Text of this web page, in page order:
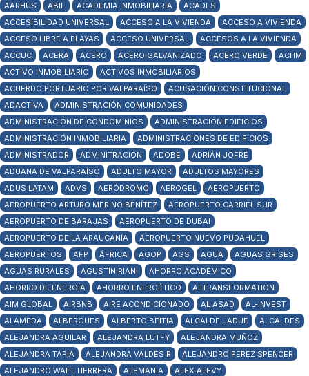
AARHUS
ABIF ACADEMIA INMOBILIARIA
ACADES
ACCESIBILIDAD UNIVERSAL
ACCESO A LA VIVIENDA
ACCESO A VIVIENDA
ACCESO LIBRE A PLAYAS
ACCESO UNIVERSAL
ACCESOS A LA VIVIENDA
ACCUC
ACERA ACERO ACERO GALVANIZADO ACERO VERDE
ACHM
ACTIVO INMOBILIARIO
ACTIVOS INMOBILIARIOS
ACUERDO PORTUARIO POR VALPARAÍSO
ACUSACIÓN CONSTITUCIONAL
ADACTIVA
ADMINISTRACIÓN COMUNIDADES
ADMINISTRACIÓN DE CONDOMINIOS
ADMINISTRACIÓN EDIFICIOS
ADMINISTRACIÓN INMOBILIARIA
ADMINISTRACIONES DE EDIFICIOS
ADMINISTRADOR
ADMINITRACIÓN ADOBE
ADRIÁN JOFRÉ
ADUANA DE VALPARAÍSO
ADULTO MAYOR
ADULTOS MAYORES
ADUS LATAM
ADVS AERÓDROMO AEROGEL
AEROPUERTO
AEROPUERTO ARTURO MERINO BENÍTEZ
AEROPUERTO CARRIEL SUR
AEROPUERTO DE BARAJAS
AEROPUERTO DE DUBAI
AEROPUERTO DE LA ARAUCANÍA
AEROPUERTO NUEVO PUDAHUEL
AEROPUERTOS
AFP ÁFRICA AGOP AGS AGUA
AGUAS GRISES
AGUAS RURALES
AGUSTÍN RIANI
AHORRO ACADÉMICO
AHORRO DE ENERGÍA
AHORRO ENERGÉTICO
AI TRANSFORMATION
AIM GLOBAL
AIRBNB AIRE ACONDICIONADO AL ASAD
AL-INVEST
ALAMEDA
ALBERGUES ALBERTO BEITIA ALCALDE JADUE
ALCALDES
ALEJANDRA AGUILAR
ALEJANDRA LUTFY
ALEJANDRA MUÑOZ
ALEJANDRA TAPIA
ALEJANDRA VALDÉS R
ALEJANDRO PEREZ SPENCER
ALEJANDRO WAHL HERRERA
ALEMANIA ALEX ALEVY